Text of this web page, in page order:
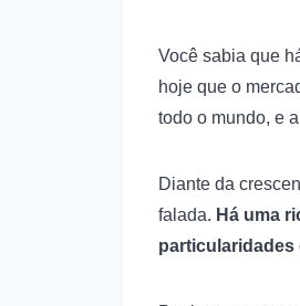
Você sabia que
hoje que o
todo o mundo, e
Diante da
falada. Há uma
particularidades